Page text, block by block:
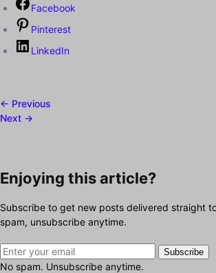
Facebook
Pinterest
LinkedIn
← Previous
Next →
Enjoying this article?
Subscribe to get new posts delivered straight
spam, unsubscribe anytime.
Subscribe
No spam. Unsubscribe anytime.